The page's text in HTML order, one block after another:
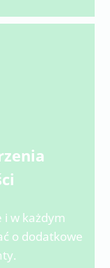
i w każdym
o dodatkowe